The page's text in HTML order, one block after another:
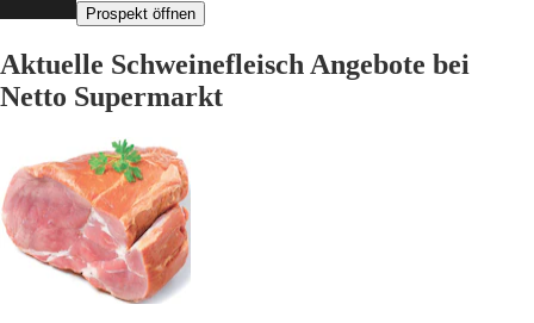
Prospekt öffnen
Aktuelle Schweinefleisch Angebote bei
Netto Supermarkt